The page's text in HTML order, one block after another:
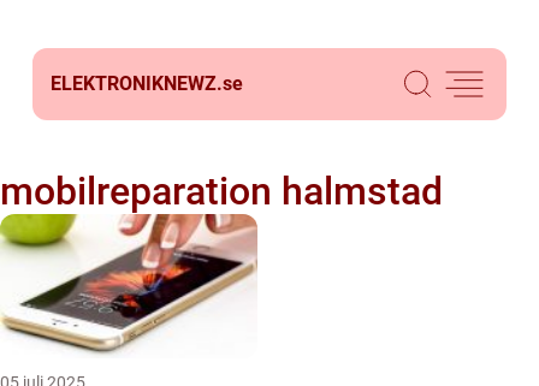
ELEKTRONIKNEWZ.se
mobilreparation halmstad